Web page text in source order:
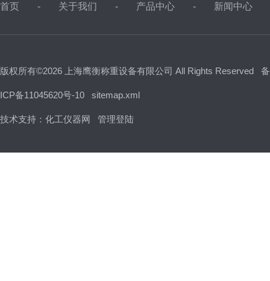
首页 关于我们 产品中心 新闻中心
版权所有©2026 上海鹰衡称重设备有限公司 All Rights Reserved
ICP备11045620号-10 sitemap.xml
技术支持： 化工仪器网 管理登陆